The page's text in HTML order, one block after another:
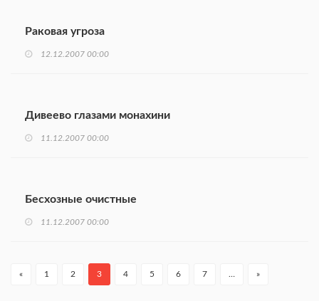
Раковая угроза
12.12.2007 00:00
Дивеево глазами монахини
11.12.2007 00:00
Бесхозные очистные
11.12.2007 00:00
« 1 2 3 4 5 6 7 … »